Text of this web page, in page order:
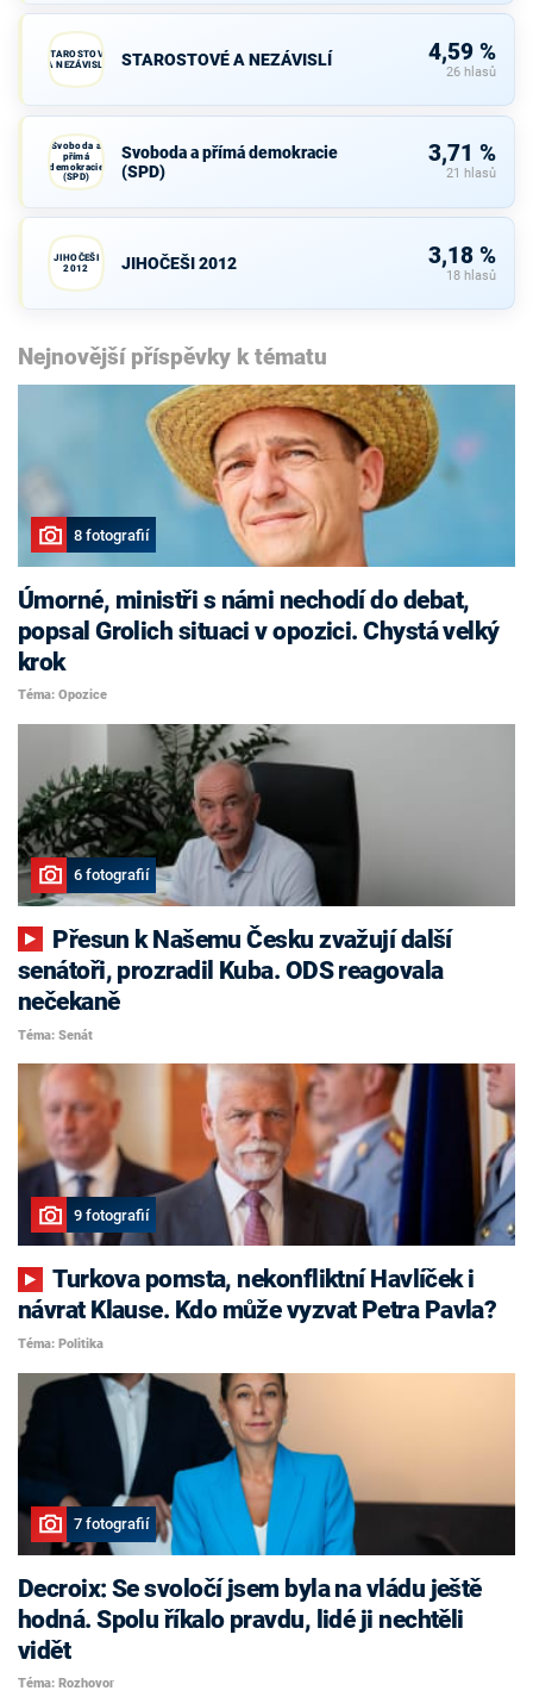
STAROSTOVÉ
A NEZÁVISLÍ
STAROSTOVÉ A NEZÁVISLÍ 4,59 %
26 hlasů
Svoboda a
přímá
demokracie
(SPD)
Svoboda a přímá demokracie
(SPD)
3,71 %
21 hlasů
JIHOČEŠI
2012
JIHOČEŠI 2012 3,18 %
18 hlasů
Nejnovější příspěvky k tématu
8 fotografií
Úmorné, ministři s námi nechodí do debat,
popsal Grolich situaci v opozici. Chystá velký
krok
Téma: Opozice
6 fotografií
senátoři, prozradil Kuba. ODS reagovala
nečekaně
Téma: Senát
9 fotografií
Turkova pomsta, nekonfliktní Havlíček i
návrat Klause. Kdo může vyzvat Petra Pavla?
Téma: Politika
7 fotografií
Decroix: Se svoločí jsem byla na vládu ještě
hodná. Spolu říkalo pravdu, lidé ji nechtěli
vidět
Téma: Rozhovor